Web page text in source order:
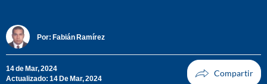
Por: Fabián Ramírez
14 de Mar, 2024
Actualizado: 14 De Mar, 2024